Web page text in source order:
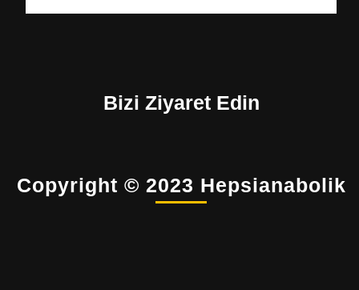
Bizi Ziyaret Edin
Copyright © 2023 Hepsianabolik